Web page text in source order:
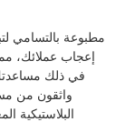
إعجاب عملائك،
في ذلك
واثقون من
البلاستيكية